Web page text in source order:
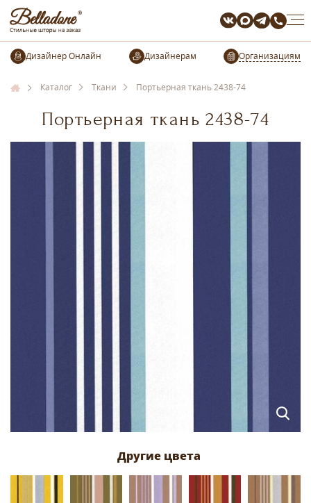
Организациям
Каталог Ткани Портьерная ткань 2438-74
Портьерная ткань 2438-74